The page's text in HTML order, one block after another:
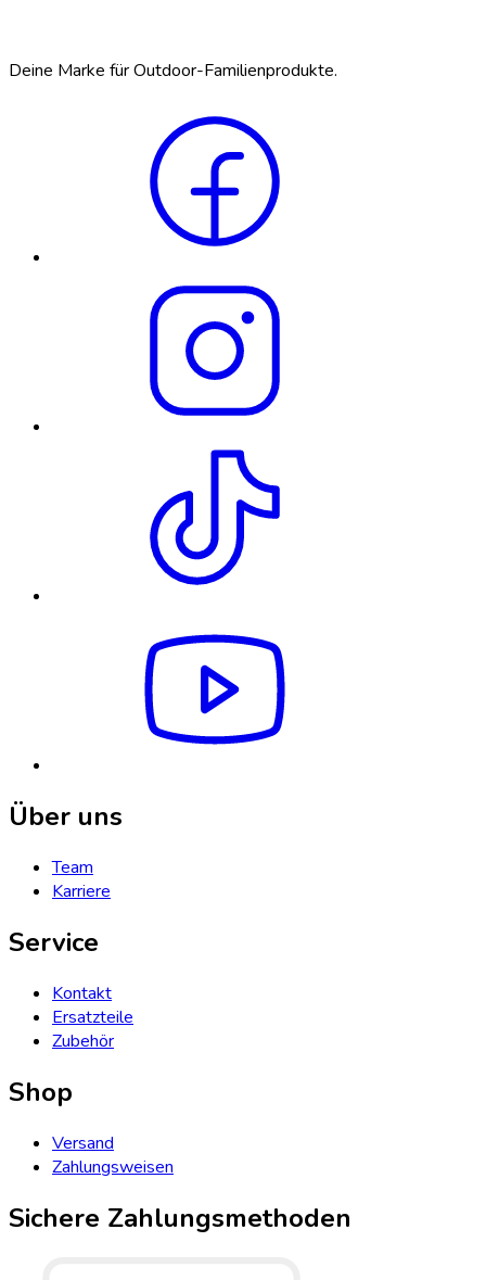
Deine Marke für Outdoor-Familienprodukte.
Über uns
Team
Karriere
Service
Kontakt
Ersatzteile
Zubehör
Shop
Versand
Zahlungsweisen
Sichere Zahlungsmethoden